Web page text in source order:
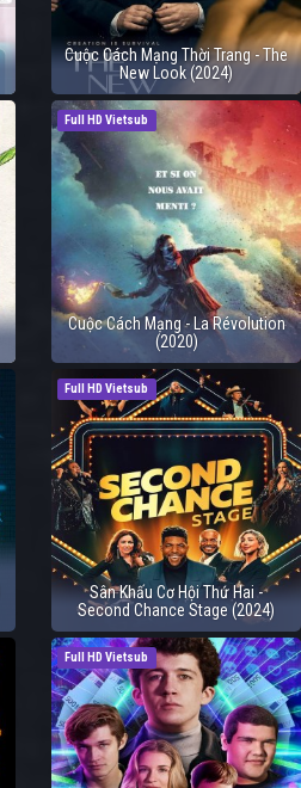
Cuộc Cách Mạng Thời Trang - The
New Look (2024)
Full HD Vietsub
Cuộc Cách Mạng - La Révolution
(2020)
Full HD Vietsub
Sân Khấu Cơ Hội Thứ Hai -
Second Chance Stage (2024)
Full HD Vietsub